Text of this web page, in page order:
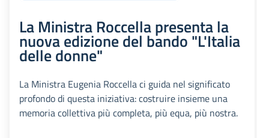
La Ministra Roccella presenta la
nuova edizione del bando "L'Italia
delle donne"
La Ministra Eugenia Roccella ci guida nel significato
profondo di questa iniziativa: costruire insieme una
memoria collettiva più completa, più equa, più nostra.